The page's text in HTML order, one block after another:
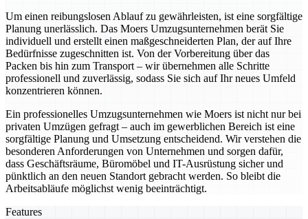
Um einen reibungslosen Ablauf zu gewährleisten, ist eine sorgfältige
Planung unerlässlich. Das Moers Umzugsunternehmen berät Sie
individuell und erstellt einen maßgeschneiderten Plan, der auf Ihre
Bedürfnisse zugeschnitten ist. Von der Vorbereitung über das
Packen bis hin zum Transport – wir übernehmen alle Schritte
professionell und zuverlässig, sodass Sie sich auf Ihr neues Umfeld
konzentrieren können.
Ein professionelles Umzugsunternehmen wie Moers ist nicht nur bei
privaten Umzügen gefragt – auch im gewerblichen Bereich ist eine
sorgfältige Planung und Umsetzung entscheidend. Wir verstehen die
besonderen Anforderungen von Unternehmen und sorgen dafür,
dass Geschäftsräume, Büromöbel und IT-Ausrüstung sicher und
pünktlich an den neuen Standort gebracht werden. So bleibt die
Arbeitsabläufe möglichst wenig beeinträchtigt.
Features